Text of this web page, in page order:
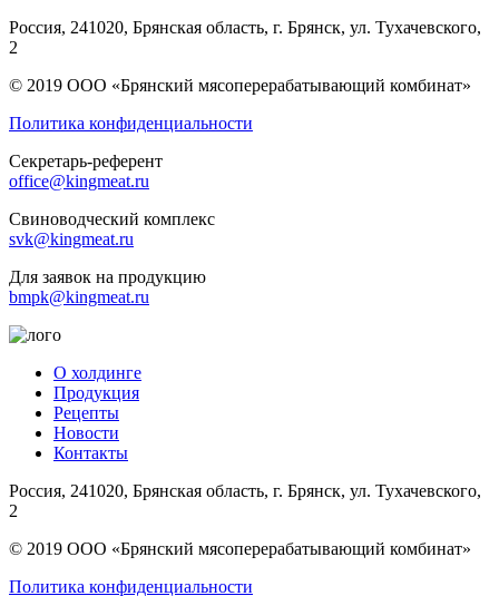
Россия, 241020, Брянская область, г. Брянск, ул. Тухачевского,
2
© 2019 ООО «Брянский мясоперерабатывающий комбинат»
Политика конфиденциальности
Секретарь-референт
office@kingmeat.ru
Свиноводческий комплекс
svk@kingmeat.ru
Для заявок на продукцию
bmpk@kingmeat.ru
О холдинге
Продукция
Рецепты
Новости
Контакты
Россия, 241020, Брянская область, г. Брянск, ул. Тухачевского,
2
© 2019 ООО «Брянский мясоперерабатывающий комбинат»
Политика конфиденциальности